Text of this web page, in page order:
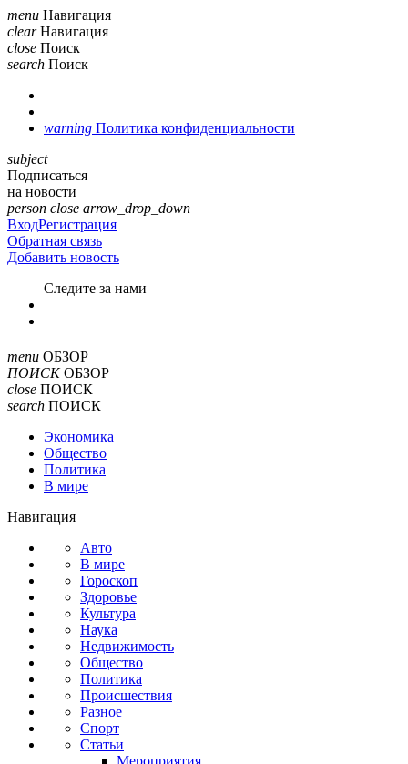
menu Навигация
clear Навигация
close Поиск
search Поиск
warning Политика конфиденциальности
subject
Подписаться
на новости
person close arrow_drop_down
ВходРегистрация
Обратная связь
Добавить новость
Cледите за нами
menu ОБЗОР
ПОИСК ОБЗОР
close ПОИСК
search ПОИСК
Экономика
Общество
Политика
В мире
Навигация
Авто
В мире
Гороскоп
Здоровье
Культура
Наука
Недвижимость
Общество
Политика
Происшествия
Разное
Спорт
Статьи